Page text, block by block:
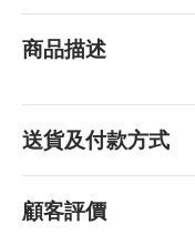
商品描述
送貨及付款方式
顧客評價